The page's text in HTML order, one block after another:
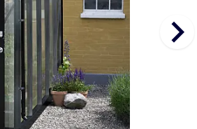
keyboard_arrow_right